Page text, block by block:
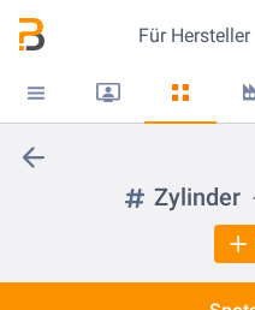
Für Hersteller
Zylinder